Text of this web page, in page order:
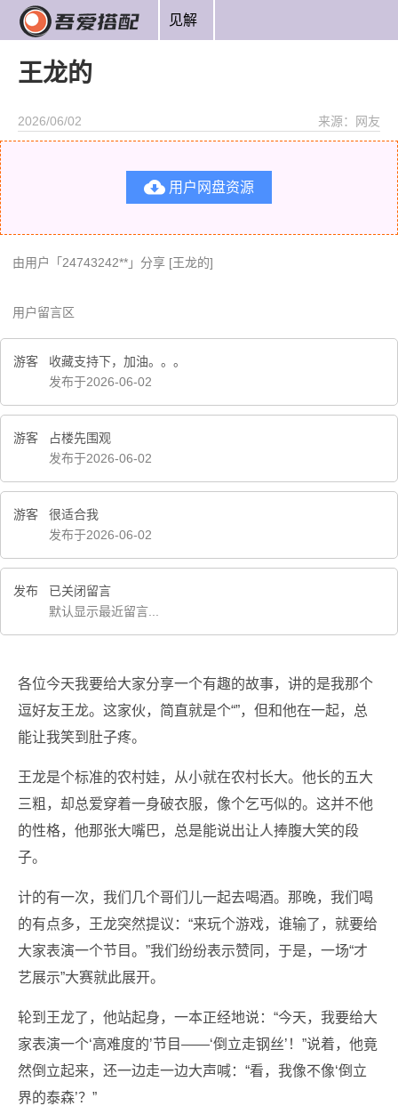
见解
王龙的
2026/06/02 来源：网友
 用户网盘资源
由用户「24743242**」分享 [王龙的]
用户留言区
游客
收藏支持下，加油。。。
发布于2026-06-02
游客
占楼先围观
发布于2026-06-02
游客
很适合我
发布于2026-06-02
发布
已关闭留言
默认显示最近留言...
各位今天我要给大家分享一个有趣的故事，讲的是我那个
逗好友王龙。这家伙，简直就是个“”，但和他在一起，总
能让我笑到肚子疼。
王龙是个标准的农村娃，从小就在农村长大。他长的五大
三粗，却总爱穿着一身破衣服，像个乞丐似的。这并不他
的性格，他那张大嘴巴，总是能说出让人捧腹大笑的段
子。
计的有一次，我们几个哥们儿一起去喝酒。那晚，我们喝
的有点多，王龙突然提议：“来玩个游戏，谁输了，就要给
大家表演一个节目。”我们纷纷表示赞同，于是，一场“才
艺展示”大赛就此展开。
轮到王龙了，他站起身，一本正经地说：“今天，我要给大
家表演一个‘高难度的’节目——‘倒立走钢丝’！”说着，他竟
然倒立起来，还一边走一边大声喊：“看，我像不像‘倒立
界的泰森’？”